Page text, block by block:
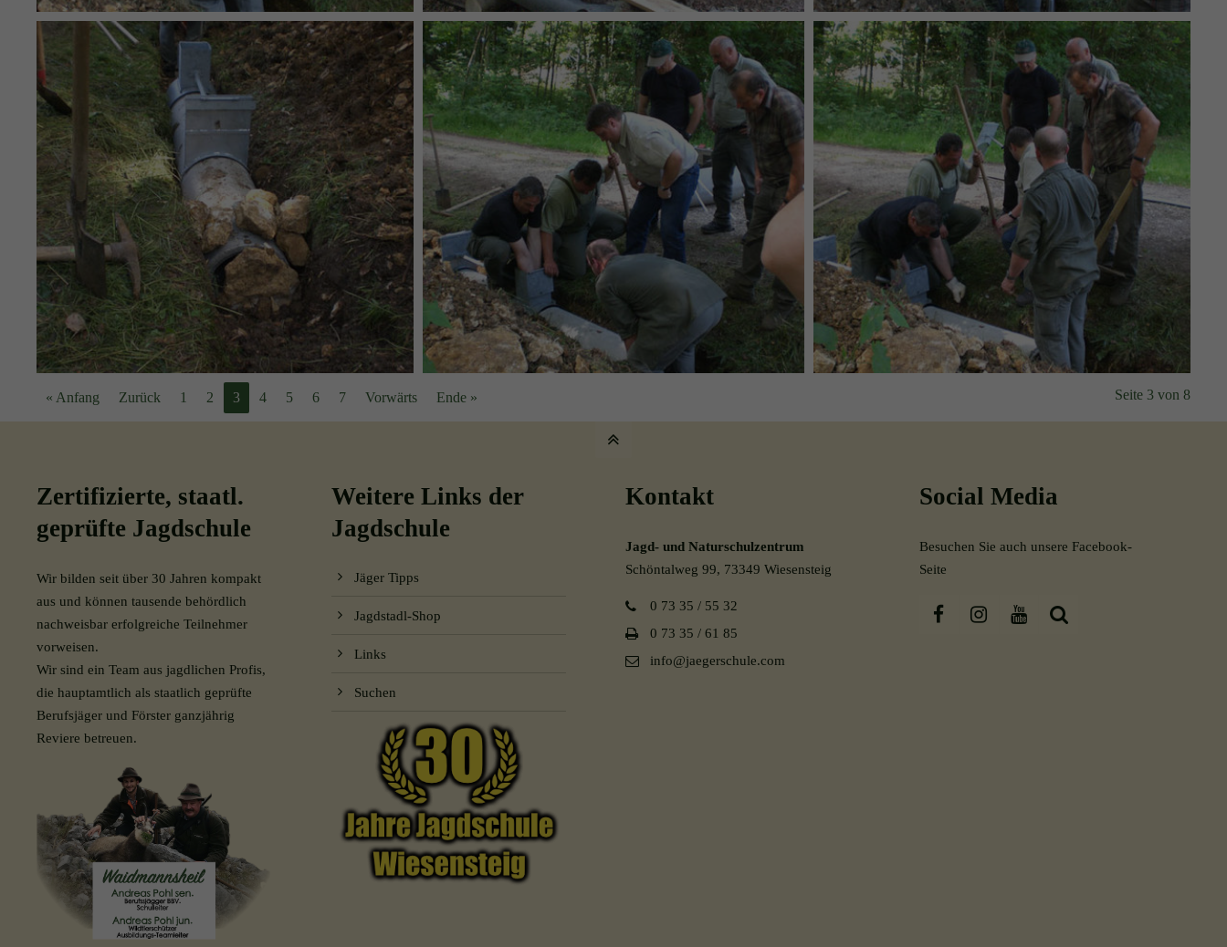
Seite 3 von 8
« Anfang Zurück 1 2 3 4 5 6 7 Vorwärts Ende »
Zertifizierte, staatl.
geprüfte Jagdschule
Wir bilden seit über 30 Jahren kompakt
aus und können tausende behördlich
nachweisbar erfolgreiche Teilnehmer
vorweisen.
Wir sind ein Team aus jagdlichen Profis,
die hauptamtlich als staatlich geprüfte
Berufsjäger und Förster ganzjährig
Reviere betreuen.
Weitere Links der
Jagdschule
Jäger Tipps
Jagdstadl-Shop
Links
Suchen
Kontakt
Jagd- und Naturschulzentrum
Schöntalweg 99, 73349 Wiesensteig
0 73 35 / 55 32
0 73 35 / 61 85
info@jaegerschule.com
Social Media
Besuchen Sie auch unsere Facebook-
Seite